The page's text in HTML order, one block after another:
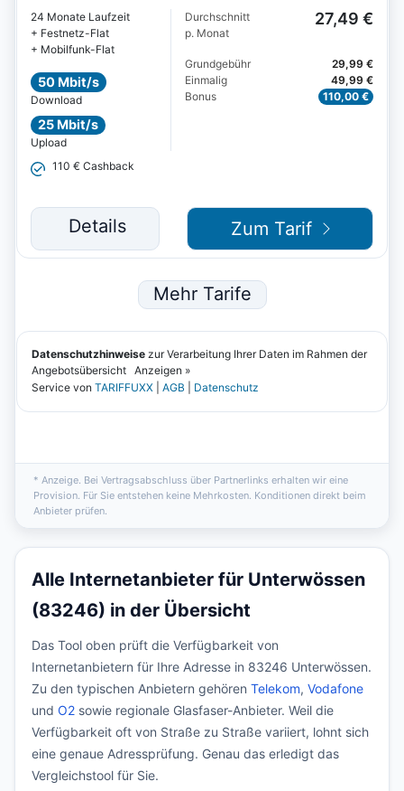
* Anzeige. Bei Vertragsabschluss über Partnerlinks erhalten wir eine
Provision. Für Sie entstehen keine Mehrkosten. Konditionen direkt beim
Anbieter prüfen.
Alle Internetanbieter für Unterwössen
(83246) in der Übersicht
Das Tool oben prüft die Verfügbarkeit von
Internetanbietern für Ihre Adresse in 83246 Unterwössen.
Zu den typischen Anbietern gehören Telekom, Vodafone
und O2 sowie regionale Glasfaser-Anbieter. Weil die
Verfügbarkeit oft von Straße zu Straße variiert, lohnt sich
eine genaue Adressprüfung. Genau das erledigt das
Vergleichstool für Sie.